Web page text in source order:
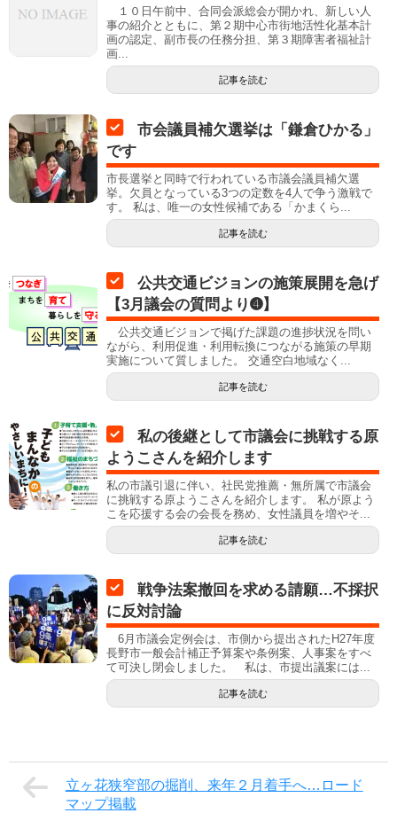
１０日午前中、合同会派総会が開かれ、新しい人
事の紹介とともに、第２期中心市街地活性化基本計
画の認定、副市長の任務分担、第３期障害者福祉計
画...
記事を読む
市会議員補欠選挙は「鎌倉ひかる」
です
市長選挙と同時で行われている市議会議員補欠選
挙。欠員となっている3つの定数を4人で争う激戦で
す。 私は、唯一の女性候補である「かまくら...
記事を読む
公共交通ビジョンの施策展開を急げ
【3月議会の質問より➍】
公共交通ビジョンで掲げた課題の進捗状況を問い
ながら、利用促進・利用転換につながる施策の早期
実施について質しました。 交通空白地域なく...
記事を読む
私の後継として市議会に挑戦する原
ようこさんを紹介します
私の市議引退に伴い、社民党推薦・無所属で市議会
に挑戦する原ようこさんを紹介します。 私が原よう
こを応援する会の会長を務め、女性議員を増やそ...
記事を読む
戦争法案撤回を求める請願…不採択
に反対討論
6月市議会定例会は、市側から提出されたH27年度
長野市一般会計補正予算案や条例案、人事案をすべ
て可決し閉会しました。 私は、市提出議案には...
記事を読む
立ヶ花狭窄部の掘削、来年２月着手へ…ロード
マップ掲載